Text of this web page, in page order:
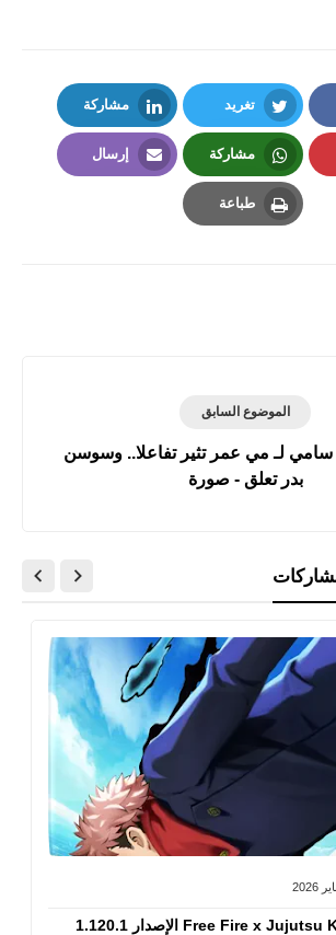
تغريد
Twitter
مشاركة
LinkedIn
مشاركة
Whatsapp
إرسال
طباعة
الموضوع السابق
لـ مي عمر تثير تفاعلا.. وسوسن
بدر تعلق - صورة
حمل لعبة Free Fire x Jujutsu Kaisen الإصدار 1.120.1